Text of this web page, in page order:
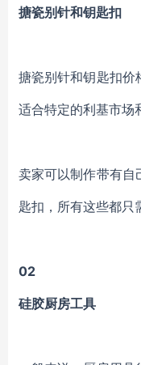
搪瓷别针和钥匙扣
搪瓷别针和钥匙扣价
适合特定的利基市场
卖家可以制作带有自
匙扣，所有这些都只
02
硅胶厨房工具